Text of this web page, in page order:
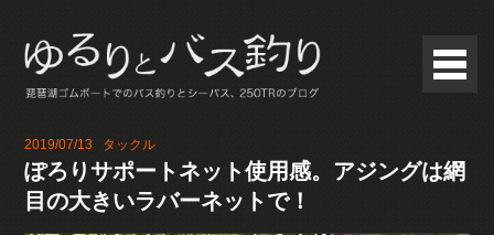
2019/07/13 タックル
ぽろりサポートネット使用感。アジングは網
目の大きいラバーネットで！